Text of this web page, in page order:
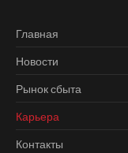
Главная
Новости
Рынок сбыта
Карьера
Контакты